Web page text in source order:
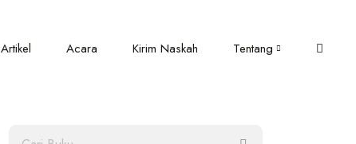
Artikel Acara Kirim Naskah Tentang